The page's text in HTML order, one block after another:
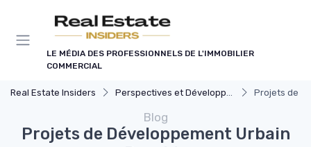
LE MÉDIA DES PROFESSIONNELS DE L'IMMOBILIER
COMMERCIAL
Real Estate Insiders Perspectives et Développement Durable Projets de
Blog
Projets de Développement Urbain